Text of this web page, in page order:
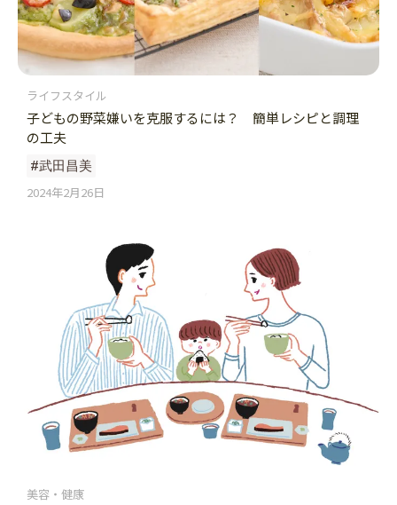
ライフスタイル
子どもの野菜嫌いを克服するには？ 簡単レシピと調理
の工夫
#武田昌美
2024年2月26日
美容・健康